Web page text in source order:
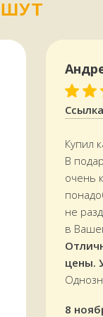
Купил
В
очень
не
в
цены.
8